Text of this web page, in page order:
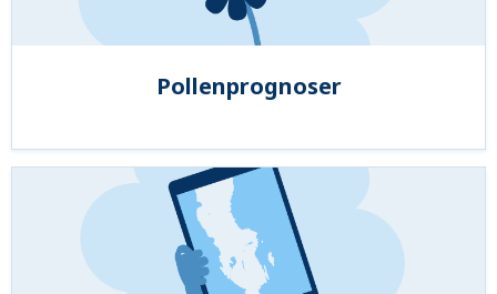
Pollenprognoser